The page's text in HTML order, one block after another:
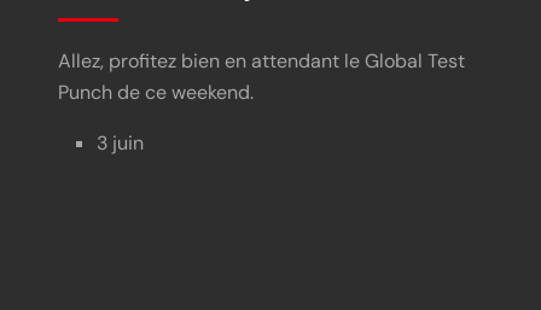
Allez, profitez bien en attendant le Global Test
Punch de ce weekend.
3 juin